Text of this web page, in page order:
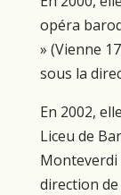
opéra
» (Vienne
sous la
En 2002,
Liceu de
Monteverdi
direction de